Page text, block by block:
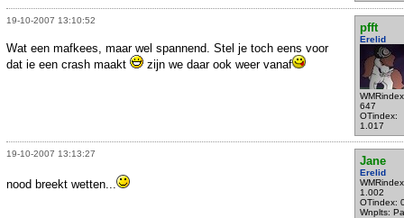
19-10-2007 13:10:52
pfft
Erelid
647
OTindex:
1.017
Wat een mafkees, maar wel spannend. Stel je toch eens voor
dat ie een crash maakt
zijn we daar ook weer vanaf
19-10-2007 13:13:27
Jane
Erelid
1.002
OTindex:
Wnplts:
nood breekt wetten...